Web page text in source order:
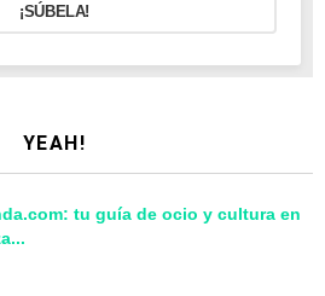
¡SÚBELA!
YEAH!
tu guía de ocio y cultura en